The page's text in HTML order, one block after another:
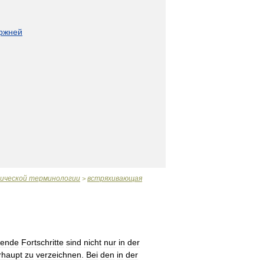
терминологии > встряхивающая
Fortschritte sind nicht nur in der
zu verzeichnen Bei den in der